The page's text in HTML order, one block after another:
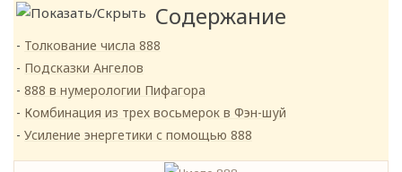
Содержание
Толкование числа 888
Подсказки Ангелов
888 в нумерологии Пифагора
Комбинация из трех восьмерок в Фэн-шуй
Усиление энергетики с помощью 888